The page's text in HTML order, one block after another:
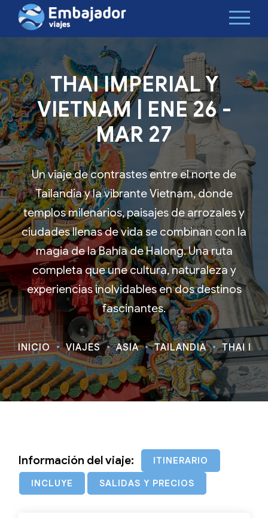
THAI IMPERIAL Y
VIETNAM | ENE 26 -
MAR 27
Un viaje de contrastes entre el norte de
Tailandia y la vibrante Vietnam, donde
templos milenarios, paisajes de arrozales y
ciudades llenas de vida se combinan con la
magia de la Bahía de Halong. Una ruta
completa que une cultura, naturaleza y
experiencias inolvidables en dos destinos
fascinantes.
INICIO VIAJES ASIA TAILANDIA THAI
Información del viaje: ITINERARIO
INCLUYE SALIDAS Y PRECIOS